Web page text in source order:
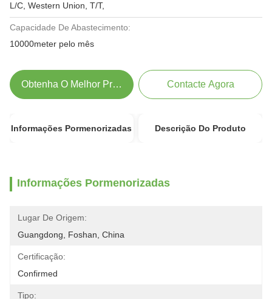
L/C, Western Union, T/T,
Capacidade De Abastecimento:
10000meter pelo mês
Obtenha O Melhor Preço Contacte Agora
Informações Pormenorizadas Descrição Do Produto
Informações Pormenorizadas
Lugar De Origem:
Guangdong, Foshan, China
Certificação:
Confirmed
Tipo: